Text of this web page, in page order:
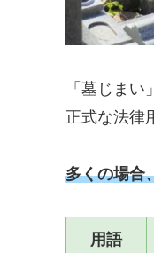
「墓じま
正式な法律
多くの場合
用語